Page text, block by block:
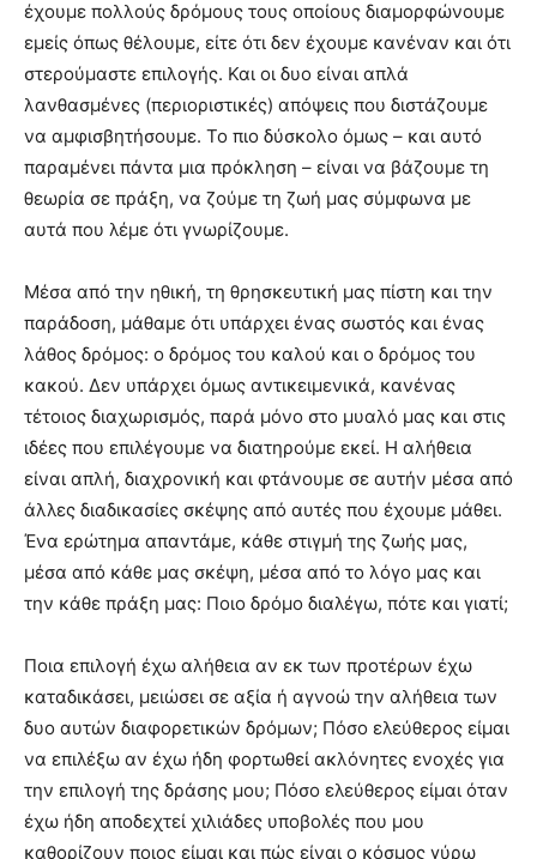
έχουμε πολλούς δρόμους τους οποίους διαμορφώνουμε
εμείς όπως θέλουμε, είτε ότι δεν έχουμε κανέναν και ότι
στερούμαστε επιλογής. Και οι δυο είναι απλά
λανθασμένες (περιοριστικές) απόψεις που διστάζουμε
να αμφισβητήσουμε. Το πιο δύσκολο όμως – και αυτό
παραμένει πάντα μια πρόκληση – είναι να βάζουμε τη
θεωρία σε πράξη, να ζούμε τη ζωή μας σύμφωνα με
αυτά που λέμε ότι γνωρίζουμε.
Μέσα από την ηθική, τη θρησκευτική μας πίστη και την
παράδοση, μάθαμε ότι υπάρχει ένας σωστός και ένας
λάθος δρόμος: ο δρόμος του καλού και ο δρόμος του
κακού. Δεν υπάρχει όμως αντικειμενικά, κανένας
τέτοιος διαχωρισμός, παρά μόνο στο μυαλό μας και στις
ιδέες που επιλέγουμε να διατηρούμε εκεί. Η αλήθεια
είναι απλή, διαχρονική και φτάνουμε σε αυτήν μέσα από
άλλες διαδικασίες σκέψης από αυτές που έχουμε μάθει.
Ένα ερώτημα απαντάμε, κάθε στιγμή της ζωής μας,
μέσα από κάθε μας σκέψη, μέσα από το λόγο μας και
την κάθε πράξη μας: Ποιο δρόμο διαλέγω, πότε και γιατί;
Ποια επιλογή έχω αλήθεια αν εκ των προτέρων έχω
καταδικάσει, μειώσει σε αξία ή αγνοώ την αλήθεια των
δυο αυτών διαφορετικών δρόμων; Πόσο ελεύθερος είμαι
να επιλέξω αν έχω ήδη φορτωθεί ακλόνητες ενοχές για
την επιλογή της δράσης μου; Πόσο ελεύθερος είμαι όταν
έχω ήδη αποδεχτεί χιλιάδες υποβολές που μου
καθορίζουν ποιος είμαι και πώς είναι ο κόσμος γύρω